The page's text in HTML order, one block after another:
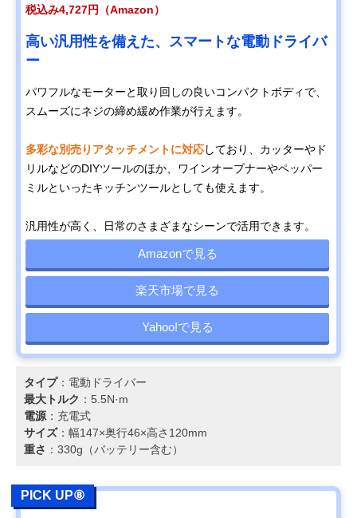
税込み4,727円（Amazon）
高い汎用性を備えた、スマートな電動ドライバ
ー
パワフルなモーターと取り回しの良いコンパクトボディで、
スムーズにネジの締め緩め作業が行えます。
多彩な別売りアタッチメントに対応しており、カッターやド
リルなどのDIYツールのほか、ワインオープナーやペッパー
ミルといったキッチンツールとしても使えます。
汎用性が高く、日常のさまざまなシーンで活用できます。
Amazonで見る
楽天市場で見る
Yahoo!で見る
タイプ：電動ドライバー
最大トルク ：5.5N·m
電源 ：充電式
サイズ：幅147×奥行46×高さ120mm
重さ ：330g（バッテリー含む）
PICK UP⑧